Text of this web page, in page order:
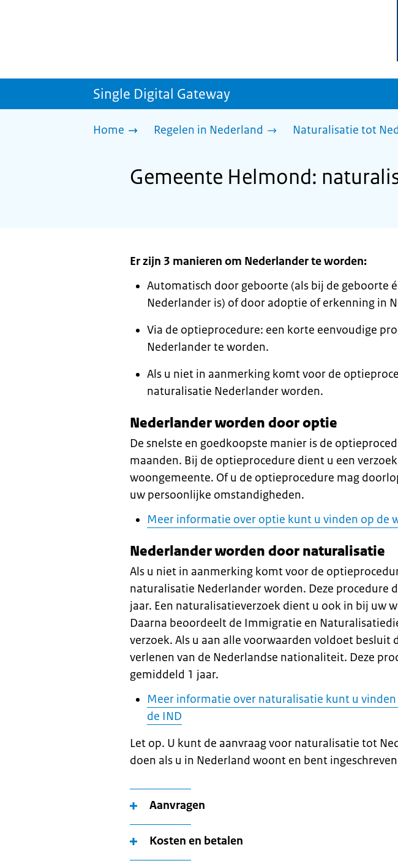
Single Digital Gateway
Home Regelen in Nederland Naturalisatie tot
Gemeente Helmond:
Er zijn 3 manieren om Nederlander te worden:
Automatisch door geboorte (als bij de geboorte
Nederlander is) of door adoptie of erkenning in
Via de optieprocedure: een korte eenvoudige
Nederlander te worden.
Als u niet in aanmerking komt voor de
naturalisatie Nederlander worden.
Nederlander worden door optie
De snelste en goedkoopste manier is de
maanden. Bij de optieprocedure dient u een
woongemeente. Of u de optieprocedure mag
uw persoonlijke omstandigheden.
Meer informatie over optie kunt u vinden op de
Nederlander worden door naturalisatie
Als u niet in aanmerking komt voor de
naturalisatie Nederlander worden. Deze procedure
jaar. Een naturalisatieverzoek dient u ook in bij uw
Daarna beoordeelt de Immigratie en
verzoek. Als u aan alle voorwaarden voldoet besluit
verlenen van de Nederlandse nationaliteit. Deze
gemiddeld 1 jaar.
Meer informatie over naturalisatie kunt u vinden
de IND
Let op. U kunt de aanvraag voor naturalisatie tot
doen als u in Nederland woont en bent
Aanvragen
Kosten en betalen